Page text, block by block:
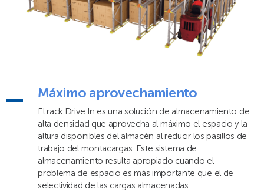
Máximo aprovechamiento
El rack Drive In es una solución de almacenamiento de
alta densidad que aprovecha al máximo el espacio y la
altura disponibles del almacén al reducir los pasillos de
trabajo del montacargas. Este sistema de
almacenamiento resulta apropiado cuando el
problema de espacio es más importante que el de
selectividad de las cargas almacenadas